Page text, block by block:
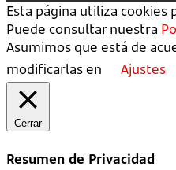
Esta página utiliza cookies
Puede consultar nuestra
Asumimos que está de
modificarlas en
Ajustes
Cerrar
Resumen de Privacidad